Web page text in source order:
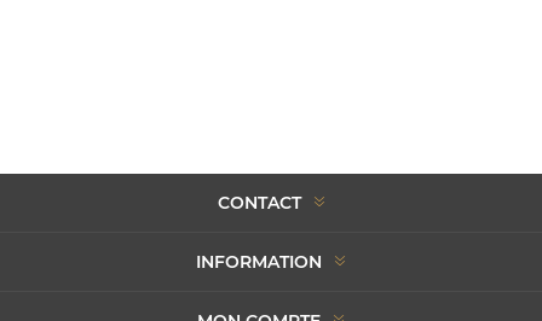
CONTACT
INFORMATION